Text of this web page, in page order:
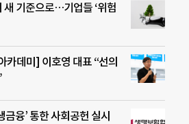
새 기준으로…기업들 ‘위험
카데미] 이호영 대표 “선의
융’ 통한 사회공헌 실시